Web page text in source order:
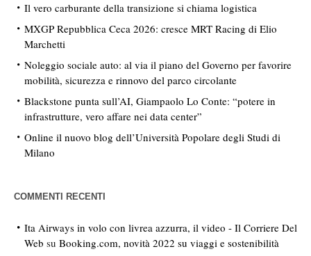
Il vero carburante della transizione si chiama logistica
MXGP Repubblica Ceca 2026: cresce MRT Racing di Elio
Marchetti
Noleggio sociale auto: al via il piano del Governo per favorire
mobilità, sicurezza e rinnovo del parco circolante
Blackstone punta sull’AI, Giampaolo Lo Conte: “potere in
infrastrutture, vero affare nei data center”
Online il nuovo blog dell’Università Popolare degli Studi di
Milano
COMMENTI RECENTI
Ita Airways in volo con livrea azzurra, il video - Il Corriere Del
Web su Booking.com, novità 2022 su viaggi e sostenibilità